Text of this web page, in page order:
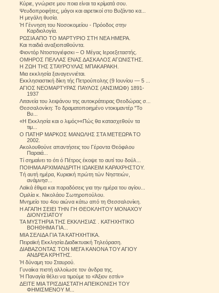
Κύριε, γνώρισε μου ποια είναι τα κρίματά σου.
Ψευδοπροφήτες, μάγοι και αιρετικοί στο Βυζάντιο κα...
Η μεγάλη θυσία.
Ή Γέννηση του Νοσοκομείου - Πρόοδος στην
Καρδιολογία.
ΡΩΣΙΑ ΑΠΟ ΤΟ ΜΑΡΤΥΡΙΟ ΣΤΗ ΝΕΑ ΗΜΕΡΑ.
Και παιδιά αναξιοπαθούντα.
Φιοντόρ Ντοστογιέφσκι – Ο Μέγας Ιεροεξεταστής.
ΟΜΗΡΟΣ ΠΕΛΛΑΣ ΕΝΑΣ ΔΑΣΚΑΛΟΣ ΑΓΩΝΙΣΤΗΣ.
Η ΖΩΗ ΤΗΣ ΣΤΑΥΡΟΥΛΑΣ ΜΠΑΚΑΡΑΚΗ.
Μια εκκλησία ξαναγεννιέται.
Εκκλησιαστική δίκη τής Πετρούπολης (9 Ιουνίου — 5 ...
ΑΓΙΟΣ ΝΕΟΜΑΡΤΥΡΑΣ ΠΑΥΛΟΣ (ΑΝΣΙΜΩΦ) 1891-
1937
Λιτανεία του λειψάνου της αυτοκράτειρας Θεοδώρας σ...
Θεσσαλονίκη: Το δραματοποιημένο ντοκιμαντέρ "Το
Βυ...
«Η Εκκλησία και ο λιμός»«Πώς θα κατασχεθούν τα
τιμ...
Ο ΠΑΤΗΡ ΜΑΡΚΟΣ ΜΑΝΩΛΗΣ ΣΤΑ ΜΕΤΕΩΡΑ ΤΟ
2002.
Ακολουθούνε απαντήσεις του Γέροντα Θεόφιλου
Παραιά...
Τί σημαίνει το ότι ό Πέτρος έκοψε το αυτί του δούλ...
ΠΟΙΗΜΑ ΑΡΧΙΜΑΝΔΡΙΤΗ ΙΩΑΚΕΙΜ ΚΑΡΑΧΡΗΣΤΟΥ.
Tή αυτή ημέρα, Κυριακή πρώτη τών Νηστειών,
ανάμνησ...
Λαϊκά έθιμα και παραδόσεις για την ημέρα του αγίου...
Ομιλία κ. Νικολάου Σωτηροπούλου.
Μνημείο του 4ου αιώνα κάτω από τη Θεσσαλονίκη.
Η ΑΓΑΠΗ ΣΕΙΕΙ ΤΗΝ ΓΗ ΘΕΟΚΛΗΤΟΥ ΜΟΝΑΧΟΥ
ΔΙΟΝΥΣΙΑΤΟΥ
ΤΑ ΜΥΣΤΗΡΙΑ ΤΗΣ ΕΚΚΛΗΣΙΑΣ . ΚΑΤΗΧΗΤΙΚΟ
ΒΟΗΘΗΜΑ ΓΙΑ...
ΜΙΑ ΣΕΛΙΔΑ ΓΙΑ ΤΑ ΚΑΤΗΧΗΤΙΚΑ.
Πειραϊκή Εκκλησία Διαδικτυακή Τηλεόραση.
ΔΙΑΒΑΖΟΝΤΑΣ ΤΟΝ ΜΕΓΑ ΚΑΝΟΝΑ ΤΟΥ ΑΓΙΟΥ
ΑΝΔΡΕΑ ΚΡΗΤΗΣ.
Ή δύναμη του Σταυρού.
Γυναίκα πιστή αλλοίωσε τον άνδρα της.
Ή Παναγία θέλει να τιμούμε το «Άξιον εστίν»
ΔΕΙΤΕ ΜΙΑ ΤΡΙΣΔΙΑΣΤΑΤΗ ΑΠΕΙΚΟΝΙΣΗ ΤΟΥ
ΦΗΜΙΣΜΕΝΟΥ Μ...